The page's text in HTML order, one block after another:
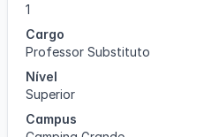
1
Cargo
Professor Substituto
Nível
Superior
Campus